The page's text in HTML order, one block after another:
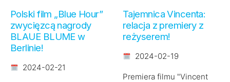
Polski film „Blue Hour”
zwycięzcą nagrody
BLAUE BLUME w
Berlinie!
2024-02-21
Tajemnica Vincenta:
relacja z premiery z
reżyserem!
2024-02-19
Premiera filmu "Vincent